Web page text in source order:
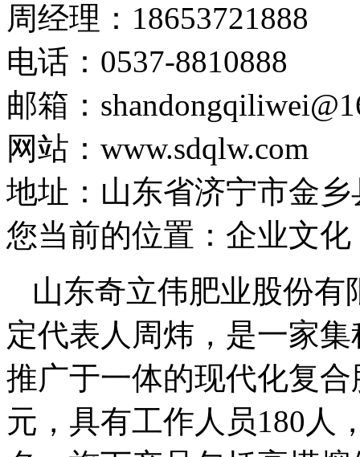
周经理：18653721888
电话：0537-8810888
邮箱：
网站：www.sdqlw.com
地址：山东省济宁市金
您当前的位置：企业文化
山东奇立伟肥业股份有
定代表人周炜，是一家
推广于一体的现代化复
元，具有工作人员180 人